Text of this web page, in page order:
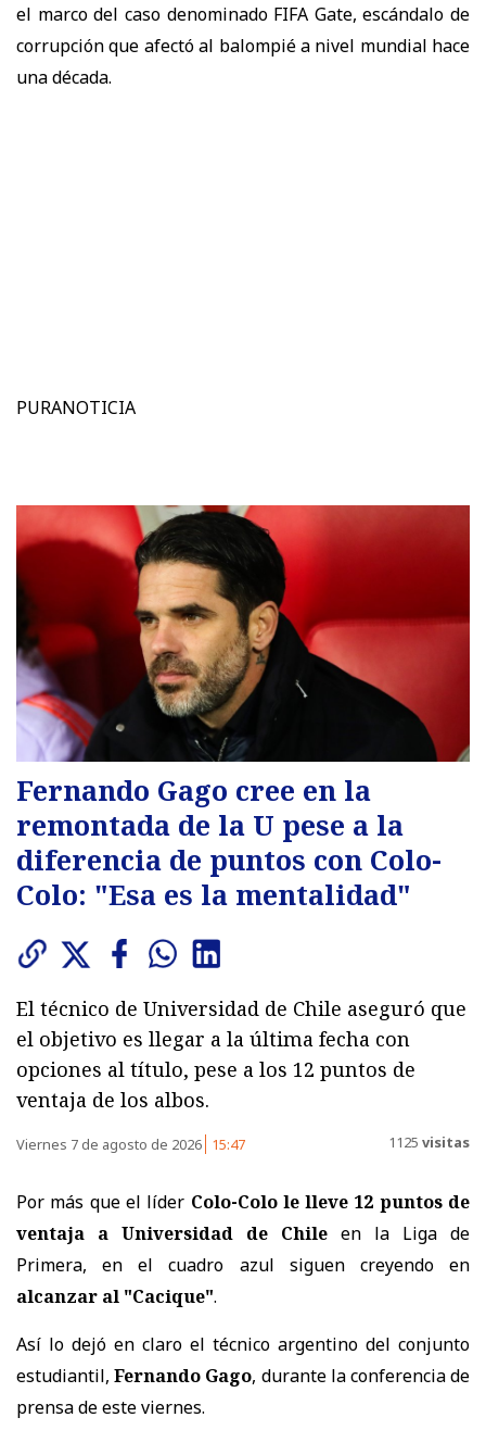
el marco del caso denominado FIFA Gate, escándalo de
corrupción que afectó al balompié a nivel mundial hace
una década.
PURANOTICIA
Fernando Gago cree en la
remontada de la U pese a la
diferencia de puntos con Colo-
Colo: "Esa es la mentalidad"
El técnico de Universidad de Chile aseguró que
el objetivo es llegar a la última fecha con
opciones al título, pese a los 12 puntos de
ventaja de los albos.
Viernes 7 de agosto de 2026 15:47 1125 visitas
Por más que el líder Colo-Colo le lleve 12 puntos de
ventaja a Universidad de Chile en la Liga de
Primera, en el cuadro azul siguen creyendo en
alcanzar al "Cacique".
Así lo dejó en claro el técnico argentino del conjunto
estudiantil,Fernando Gago, durante la conferencia de
prensa de este viernes.